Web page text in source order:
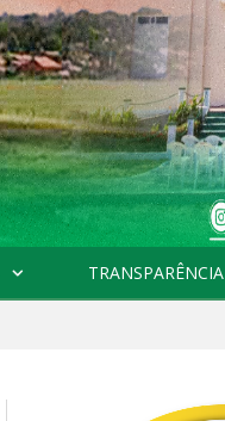
TRANSPARÊNCIA